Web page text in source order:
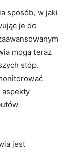
sposób,‌ w jaki
je ⁢do
mogą teraz
stóp.
jest